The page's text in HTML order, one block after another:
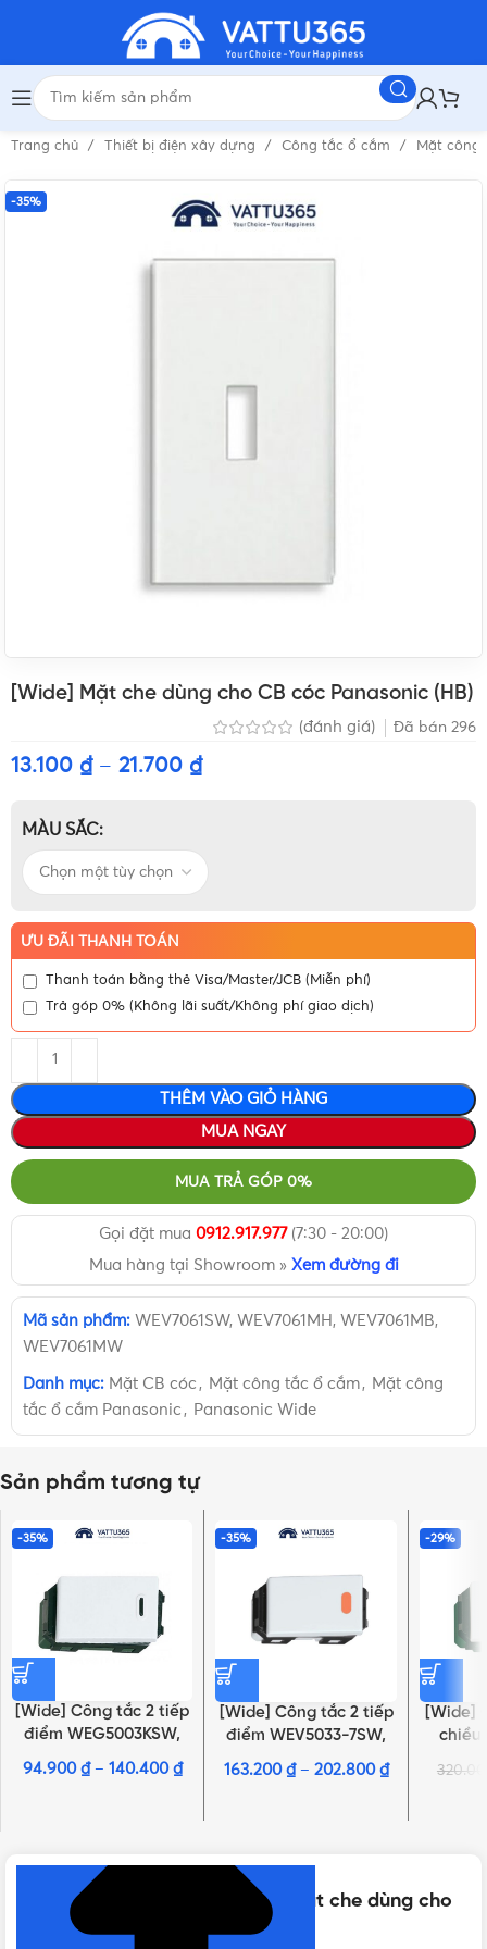
Trang chủ Thiết bị điện xây dựng Công tắc ổ cắm Mặt
-35%
[Wide] Mặt che dùng cho CB cóc Panasonic (HB)
(đánh giá) Đã bán 296
13.100 ₫–21.700 ₫
MÀU SẮC
ƯU ĐÃI THANH TOÁN
Thanh toán bằng thẻ Visa/Master/JCB (Miễn phí)
Trả góp 0% (Không lãi suất/Không phí giao dịch)
THÊM VÀO GIỎ HÀNG
MUA NGAY
MUA TRẢ GÓP 0%
Gọi đặt mua 0912.917.977(7:30 - 20:00)
Mua hàng tại Showroom » Xem đường đi
Mã sản phẩm: WEV7061SW, WEV7061MH, WEV7061MB,
WEV7061MW
Danh mục: Mặt CB cóc , Mặt công tắc ổ cắm , Mặt công
tắc ổ cắm Panasonic , Panasonic Wide
Sản phẩm tương tự
-35%
[Wide] Công tắc 2 tiếp
điểm WEG5003KSW,
WEG5003KH
94.900 ₫– 140.400 ₫
-35%
[Wide] Công tắc 2 tiếp
điểm WEV5033-7SW,
WEV5033-7H
163.200 ₫– 202.800 ₫
-29%
[Wide]
chiều
Thông số kỹ thuật của [Wide] Mặt che dùng cho
CB cóc Panasonic (HB)